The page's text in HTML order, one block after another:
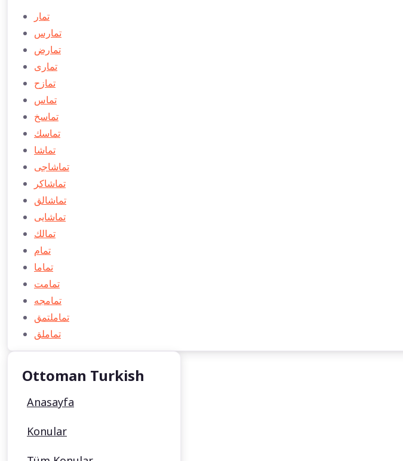
تمار
تمارس
تمارض
تماری
تمازح
تماس
تماسخ
تماسك
تماشا
تماشاجی
تماشاكر
تماشالق
تماشایی
تمالك
تمام
تماما
تمامت
تمامجه
تماملتمق
تماملق
Ottoman Turkish
Anasayfa
Konular